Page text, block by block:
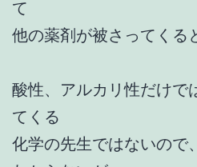
て
他の薬剤が被さってくる
酸性、アルカリ性だけで
てくる
化学の先生ではないので